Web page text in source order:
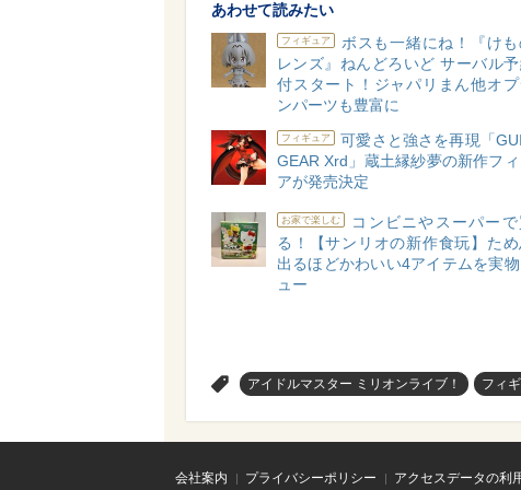
あわせて読みたい
フィギュア
ボスも一緒にね！『けも
レンズ』ねんどろいど サーバル
付スタート！ジャパリまん他オプ
ンパーツも豊富に
フィギュア
可愛さと強さを再現「
GEAR Xrd」蔵土縁紗夢の新作フィ
アが発売決定
お家で楽しむ
コンビニやスーパーで
る！【サンリオの新作食玩】た
出るほどかわいい4アイテムを実
ュー
アイドルマスター ミリオンライブ！ フィ
会社案内 プライバシーポリシー アクセスデータの利